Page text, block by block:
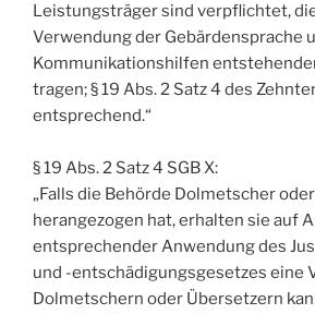
Leistungsträger sind verpflichtet,
Verwendung der Gebärdensprache
Kommunikationshilfen
tragen; § 19 Abs. 2 Satz 4 des
entsprechend.“
§ 19 Abs. 2 Satz 4 SGB X:
„Falls die Behörde Dolmetscher
herangezogen hat, erhalten sie auf
entsprechender Anwendung des
und -entschädigungsgesetzes eine
Dolmetschern oder Übersetzern